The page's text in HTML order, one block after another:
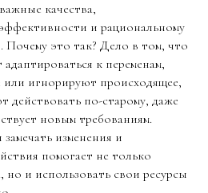
качества,
и рациональному
Почему это так? Дело в том, что
к переменам,
или игнорируют происходящее,
действовать по-старому, даже
новым требованиям.
изменения и
помогает не только
но и использовать свои ресурсы